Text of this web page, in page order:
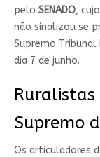
pelo SENADO,
não sinalizou se
Supremo Tribunal
dia 7 de junho.
Supremo
Os articuladores